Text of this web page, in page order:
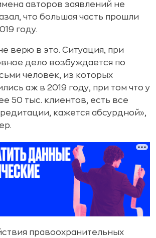
авторов заявлений не
что большая часть прошли
году.
верю в это. Ситуация, при
дело возбуждается по
человек, из которых
аж в 2019 году, при том что у
50 тыс. клиентов, есть все
кажется абсурдной»,
правоохранительных